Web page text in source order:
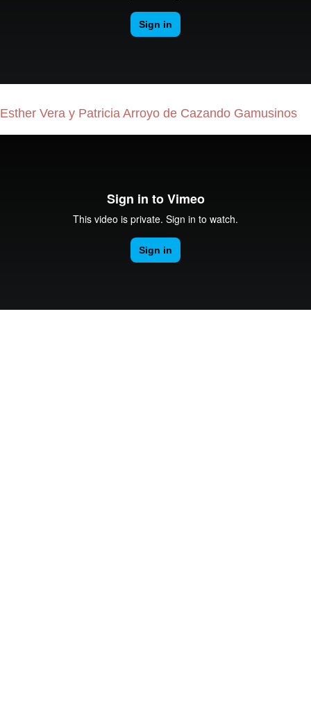
Esther Vera y Patricia Arroyo de Cazando Gamusinos